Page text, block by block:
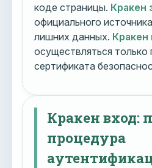
коде страницы. Кракен
официального
лишних данных. Кракен
осуществляться только
сертификата
Кракен вход:
процедура